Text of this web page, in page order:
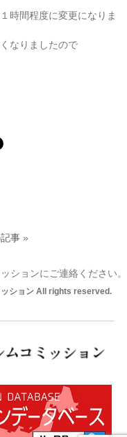
時間程度に変更になりま
なりましたので
事»
ションにご連絡ください。
ション All rights reserved.